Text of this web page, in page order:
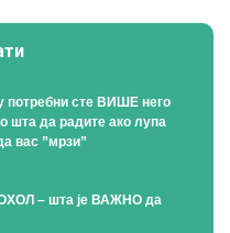
потребни сте ВИШЕ него
шта да радите ако лупа
вас ”мрзи”
– шта је ВАЖНО да